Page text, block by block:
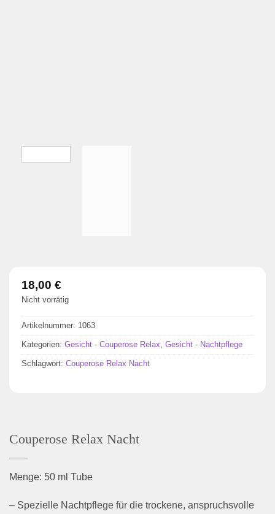
Couperose Relax Nacht
Menge: 50 ml Tube
– Spezielle Nachtpflege für die trockene, anspruchsvolle
18,00 €
Nicht vorrätig
Artikelnummer: 1063
Kategorien: Gesicht - Couperose Relax, Gesicht - Nachtpflege
Schlagwort: Couperose Relax Nacht